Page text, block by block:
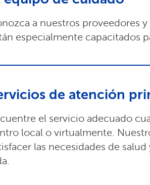
a nuestros proveedores
especialmente capacitados
de atención
el servicio adecuado
local o virtualmente.
las necesidades de